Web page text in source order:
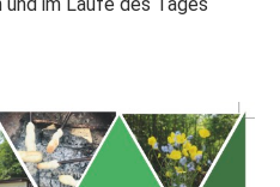
im Laufe des Tages